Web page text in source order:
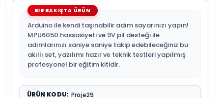
Arduino ile kendi taşınabilir adım sayarınızı yapın!
MPU6050 hassasiyeti ve 9V pil desteği ile
adımlarınızı saniye saniye takip edebileceğiniz bu
akıllı set, yazılımı hazır ve teknik testleri yapılmış
profesyonel bir eğitim kitidir.
ÜRÜN KODU: Proje29